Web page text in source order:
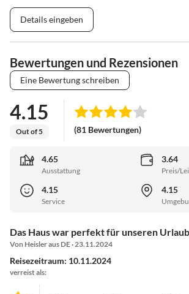
Details eingeben
Bewertungen und Rezensionen
Eine Bewertung schreiben
4.15
Out of 5 (81 Bewertungen)
4.65
Ausstattung
3.64
Preis/
4.15
Service
4.15
Das Haus war perfekt für unseren
Von Heisler aus DE · 23.11.2024
Reisezeitraum: 10.11.2024
verreist als: